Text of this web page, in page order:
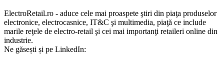
ElectroRetail.ro - aduce cele mai proaspete ştiri din piaţa produselor
electronice, electrocasnice, IT&C şi multimedia, piaţă ce include
marile reţele de electro-retail şi cei mai importanţi retaileri online din
industrie.
Ne găsești și pe LinkedIn: